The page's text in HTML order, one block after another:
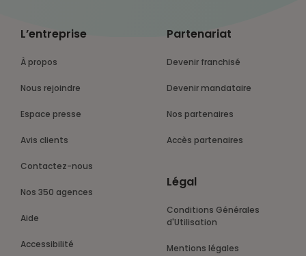
L’entreprise
À propos
Nous rejoindre
Espace presse
Avis clients
Contactez-nous
Nos 350 agences
Aide
Accessibilité
Partenariat
Devenir franchisé
Devenir mandataire
Nos partenaires
Accès partenaires
Légal
Conditions Générales
d'Utilisation
Mentions légales